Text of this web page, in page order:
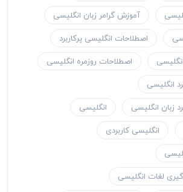
آموزش گرامر زبان انگلیسی
اصطلاحات انگلیسی پرکاربرد
اصطلاحات روزمره انگلیسی
انگلیسی
زبان انگلیسی
انگلیسی
انگلیسی کاربردی
لغات انگلیسی